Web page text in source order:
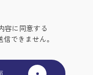
容に同意する
できません。